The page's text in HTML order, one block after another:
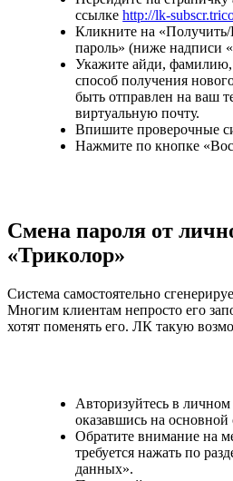
ссылкеhttp://lk-
Кликните на «Получить/
пароль» (ниже надписи
Укажите айди, фамилию,
способ получения
быть отправлен на ваш
виртуальную почту.
Впишите проверочные
Нажмите по кнопке
Смена пароля от
«Триколор»
Система самостоятельно
Многим клиентам непросто его
хотят поменять его. ЛК такую
Авторизуйтесь в
оказавшись на основной
Обратите внимание на
требуется нажать по
данных».